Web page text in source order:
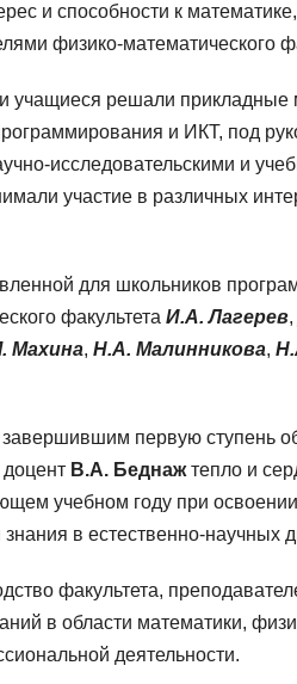
и способности к
физико-математического
учащиеся решали прикладные
и ИКТ, под
исследовательскими и
участие в различных
для школьников
факультета И.А. Лагерев,
Махина, Н.А. Малинникова,
первую ступень
В.А. Беднажтепло и
учебном году при
в естественно-научных
факультета,
в области математики,
деятельности.